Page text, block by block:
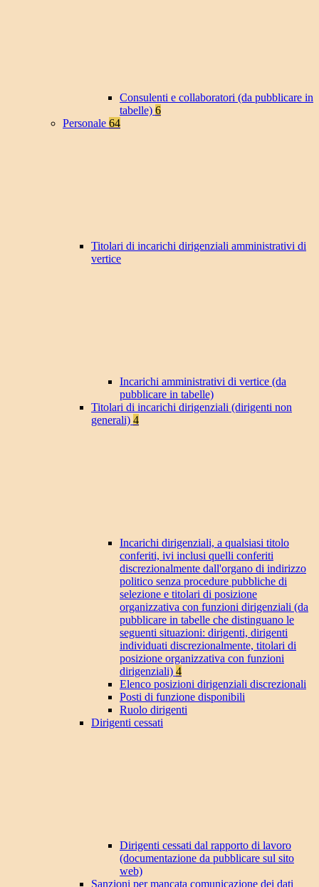
Consulenti e collaboratori (da pubblicare in
tabelle) 6
Personale 64
Titolari di incarichi dirigenziali amministrativi di
vertice
Incarichi amministrativi di vertice (da
pubblicare in tabelle)
Titolari di incarichi dirigenziali (dirigenti non
generali) 4
Incarichi dirigenziali, a qualsiasi titolo
conferiti, ivi inclusi quelli conferiti
discrezionalmente dall'organo di indirizzo
politico senza procedure pubbliche di
selezione e titolari di posizione
organizzativa con funzioni dirigenziali (da
pubblicare in tabelle che distinguano le
seguenti situazioni: dirigenti, dirigenti
individuati discrezionalmente, titolari di
posizione organizzativa con funzioni
dirigenziali) 4
Elenco posizioni dirigenziali discrezionali
Posti di funzione disponibili
Ruolo dirigenti
Dirigenti cessati
Dirigenti cessati dal rapporto di lavoro
(documentazione da pubblicare sul sito
web)
Sanzioni per mancata comunicazione dei dati